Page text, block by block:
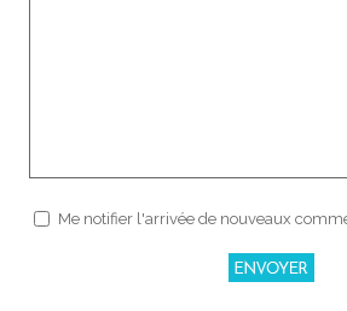
Me notifier l'arrivée de nouveaux